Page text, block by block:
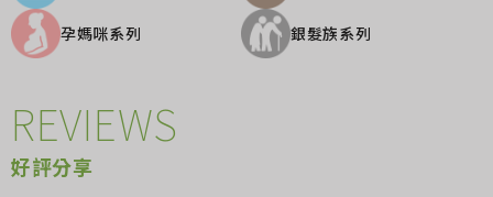
孕媽咪系列 銀髮族系列
REVIEWS
好評分享